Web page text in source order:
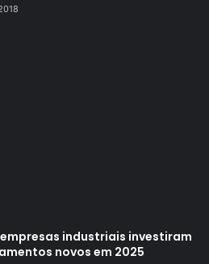
industriais investiram
novos em 2025